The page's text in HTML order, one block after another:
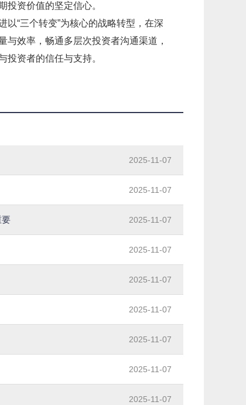
投资价值的坚定信心。
“三个转变”为核心的战略转型，在深
效率，畅通多层次投资者沟通渠道，
投资者的信任与支持。
2025-11-07
2025-11-07
要 2025-11-07
2025-11-07
2025-11-07
2025-11-07
2025-11-07
2025-11-07
2025-11-07